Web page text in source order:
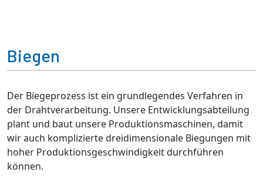
Biegen
Der Biegeprozess ist ein grundlegendes Verfahren in
der Drahtverarbeitung. Unsere Entwicklungsabteilung
plant und baut unsere Produktionsmaschinen, damit
wir auch komplizierte dreidimensionale Biegungen mit
hoher Produktionsgeschwindigkeit durchführen
können.